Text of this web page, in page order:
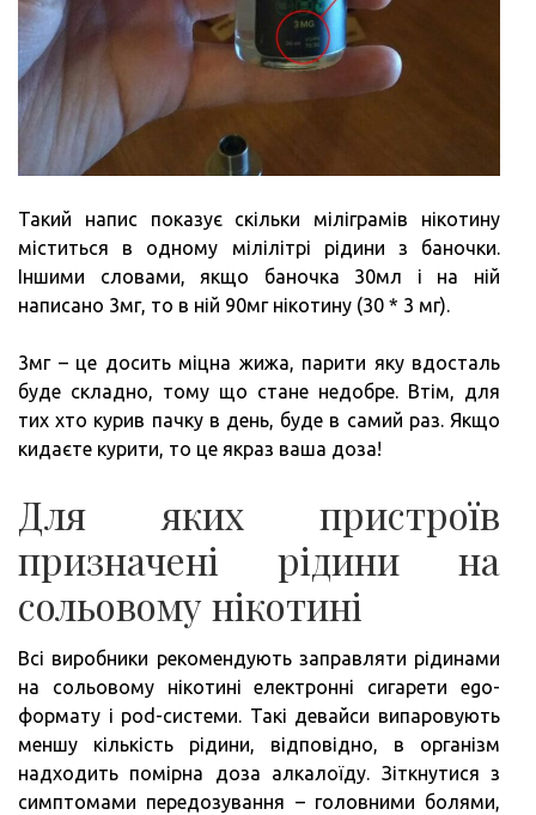
Такий напис показує скільки міліграмів нікотину
міститься в одному мілілітрі рідини з баночки.
Іншими словами, якщо баночка 30мл і на ній
написано 3мг, то в ній 90мг нікотину (30 * 3 мг).
3мг – це досить міцна жижа, парити яку вдосталь
буде складно, тому що стане недобре. Втім, для
тих хто курив пачку в день, буде в самий раз. Якщо
кидаєте курити, то це якраз ваша доза!
Для яких пристроїв
призначені рідини на
сольовому нікотині
Всі виробники рекомендують заправляти рідинами
на сольовому нікотині електронні сигарети ego-
формату і pod-системи. Такі девайси випаровують
меншу кількість рідини, відповідно, в організм
надходить помірна доза алкалоїду. Зіткнутися з
симптомами передозування – головними болями,